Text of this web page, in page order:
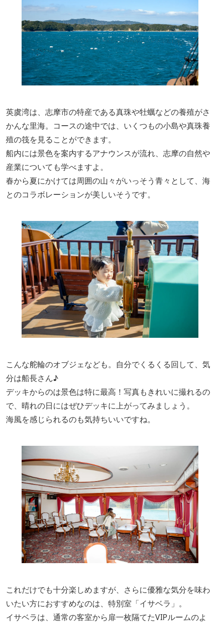
英虞湾は、志摩市の特産である真珠や牡蠣などの養殖がさ
かんな里海。コースの途中では、いくつもの小島や真珠養
殖の筏を見ることができます。
船内には景色を案内するアナウンスが流れ、志摩の自然や
産業についても学べますよ。
春から夏にかけては周囲の山々がいっそう青々として、海
とのコラボレーションが美しいそうです。
こんな舵輪のオブジェなども。自分でくるくる回して、気
分は船長さん♪
デッキからのは景色は特に最高！写真もきれいに撮れるの
で、晴れの日にはぜひデッキに上がってみましょう。
海風を感じられるのも気持ちいいですね。
これだけでも十分楽しめますが、さらに優雅な気分を味わ
いたい方におすすめなのは、特別室「イサベラ」。
イサベラは、通常の客室から扉一枚隔てたVIPルームのよ